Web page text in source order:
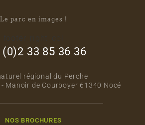
Le parc en images !
(0)2 33 85 36 36
régional du Perche
Manoir de Courboyer 61340 Nocé
NOS BROCHURES